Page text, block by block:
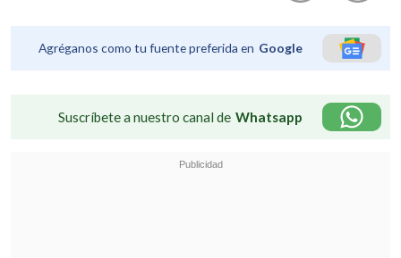
Agréganos como tu fuente preferida en Google
Suscríbete a nuestro canal de Whatsapp